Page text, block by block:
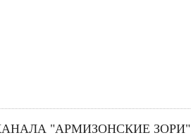
"АРМИЗОНСКИЕ ЗОРИ"